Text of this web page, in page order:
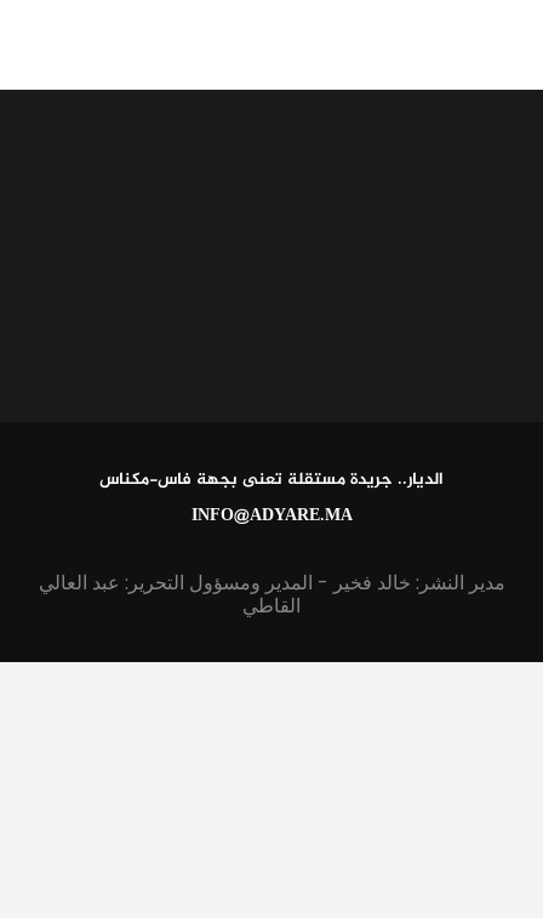
الديار.. جريدة مستقلة تعنى بجهة فاس-مكناس
INFO@ADYARE.MA
مدير النشر: خالد فخير - المدير ومسؤول التحرير: عبد العالي
القاطي